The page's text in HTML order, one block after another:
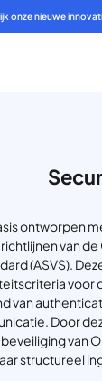
onze nieuwe
ontworpen
van
(ASVS).
voor
van
Door
van
structureel